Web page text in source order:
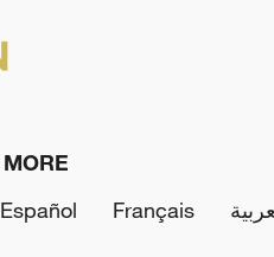
Español Français